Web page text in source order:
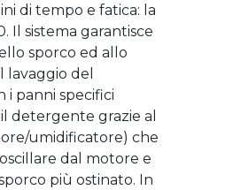
di tempo e fatica: la
Il sistema garantisce
sporco ed allo
lavaggio del
i panni specifici
detergente grazie al
umidificatore) che
dal motore e
più ostinato. In